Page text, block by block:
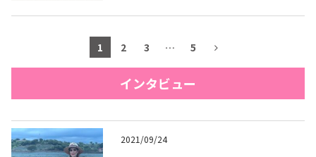
1 2 3 … 5
インタビュー
2021/09/24